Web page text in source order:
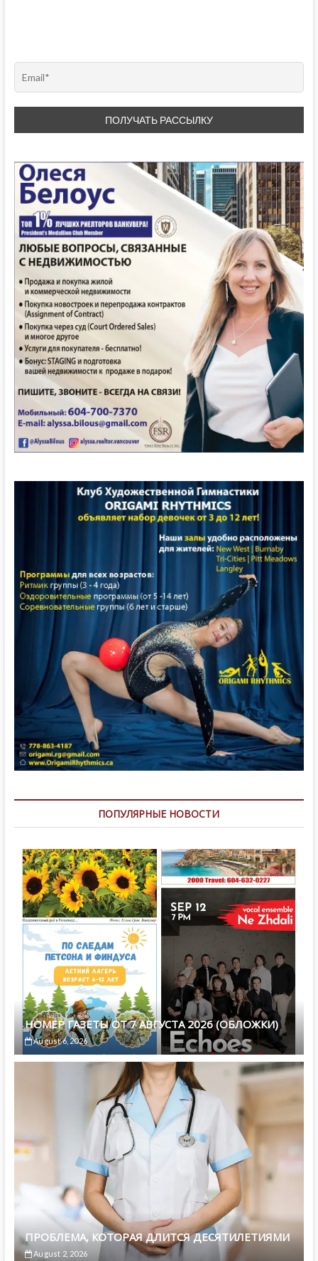
ПОПУЛЯРНЫЕ НОВОСТИ
НОМЕР ГАЗЕТЫ ОТ 7 АВГУСТА 2026 (ОБЛОЖКИ)
August 6, 2026
ПРОБЛЕМА, КОТОРАЯ ДЛИТСЯ ДЕСЯТИЛЕТИЯМИ
August 2, 2026